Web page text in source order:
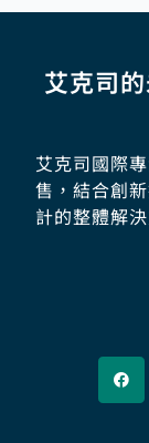
艾克司
艾克司國際
售，結合創
計的整體解
a
c
e
b